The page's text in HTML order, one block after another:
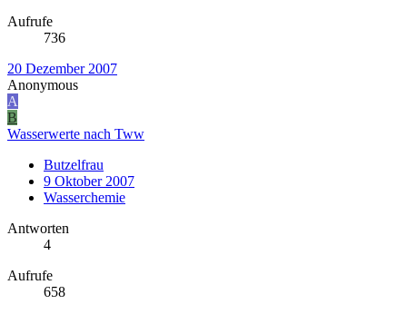
Aufrufe
736
20 Dezember 2007
Anonymous
A
B
Wasserwerte nach Tww
Butzelfrau
9 Oktober 2007
Wasserchemie
Antworten
4
Aufrufe
658